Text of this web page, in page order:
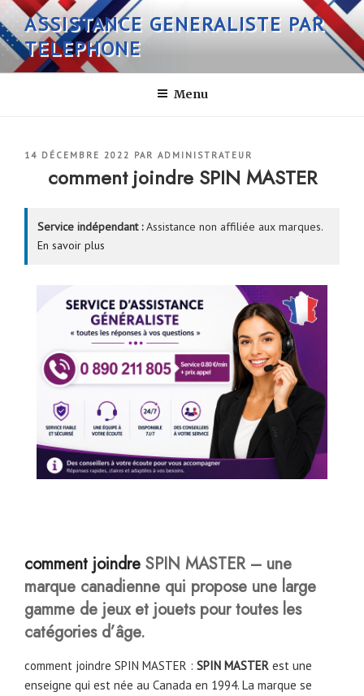
Aller
au
contenu
principal
ASSISTANCE GENERALISTE PAR
TELEPHONE
Menu
PUBLIÉ
14 DÉCEMBRE 2022 PAR ADMINISTRATEUR
comment joindre SPIN MASTER
Service indépendant :Assistance non affiliée aux marques.
En savoir plus
comment joindre SPIN MASTER – une
marque canadienne qui propose une large
gamme de jeux et jouets pour toutes les
catégories d’âge.
comment joindre SPIN MASTER : SPIN MASTER est une
enseigne qui est née au Canada en 1994. La marque se